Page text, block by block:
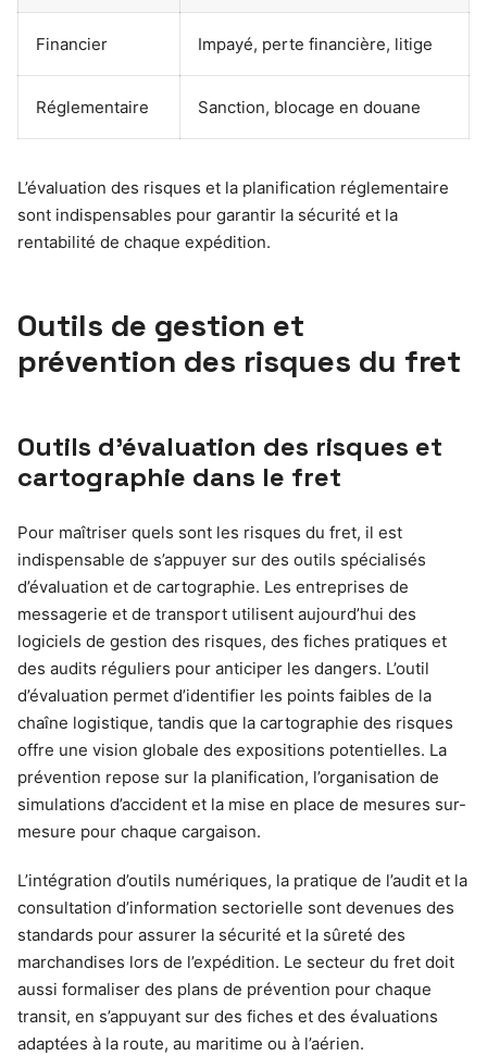
Financier Impayé, perte financière, litige
Réglementaire Sanction, blocage en douane
L’évaluation des risques et la planification réglementaire
sont indispensables pour garantir la sécurité et la
rentabilité de chaque expédition.
Outils de gestion et
prévention des risques du fret
Outils d’évaluation des risques et
cartographie dans le fret
Pour maîtriser quels sont les risques du fret, il est
indispensable de s’appuyer sur des outils spécialisés
d’évaluation et de cartographie. Les entreprises de
messagerie et de transport utilisent aujourd’hui des
logiciels de gestion des risques, des fiches pratiques et
des audits réguliers pour anticiper les dangers. L’outil
d’évaluation permet d’identifier les points faibles de la
chaîne logistique, tandis que la cartographie des risques
offre une vision globale des expositions potentielles. La
prévention repose sur la planification, l’organisation de
simulations d’accident et la mise en place de mesures sur-
mesure pour chaque cargaison.
L’intégration d’outils numériques, la pratique de l’audit et la
consultation d’information sectorielle sont devenues des
standards pour assurer la sécurité et la sûreté des
marchandises lors de l’expédition. Le secteur du fret doit
aussi formaliser des plans de prévention pour chaque
transit, en s’appuyant sur des fiches et des évaluations
adaptées à la route, au maritime ou à l’aérien.